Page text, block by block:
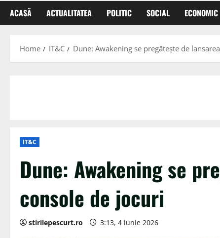
ACASĂ ACTUALITATEA POLITIC SOCIAL ECONOMIC
Home IT&C Dune: Awakening se pregătește de
IT&C
Dune: Awakening se
console de jocuri
stirilepescurt.ro 3:13, 4 iunie 2026